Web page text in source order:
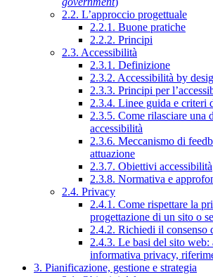
2.2. L’approccio progettuale
2.2.1. Buone pratiche
2.2.2. Principi
2.3. Accessibilità
2.3.1. Definizione
2.3.2. Accessibilità by
2.3.3. Principi per
2.3.4. Linee guida e criteri
2.3.5. Come rilasciare una
accessibilità
2.3.6. Meccanismo di
attuazione
2.3.7. Obiettivi accessibilità
2.3.8. Normativa e
2.4. Privacy
2.4.1. Come rispettare la
progettazione di un sito o
2.4.2. Richiedi il consenso
2.4.3. Le basi del sito web:
informativa privacy,
3. Pianificazione, gestione e strategia